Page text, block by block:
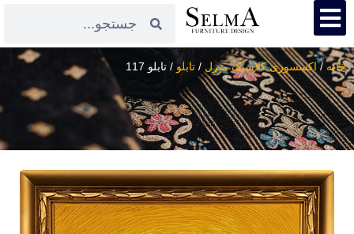
خانه/اکسسوری کلاسیک منزل / تابلو / تابلو 117